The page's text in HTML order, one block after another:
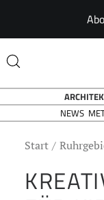
Abo
NEWS
Start